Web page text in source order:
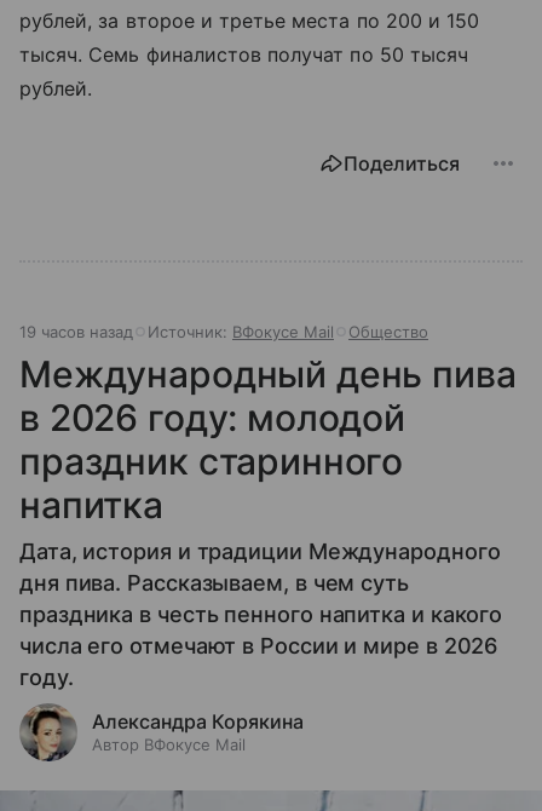
рублей, за второе и третье места по 200 и 150
тысяч. Семь финалистов получат по 50 тысяч
рублей.
Поделиться
19 часов назад Источник: ВФокусе Mail Общество
Международный день пива
в 2026 году: молодой
праздник старинного
напитка
Дата, история и традиции Международного
дня пива. Рассказываем, в чем суть
праздника в честь пенного напитка и какого
числа его отмечают в России и мире в 2026
году.
Александра Корякина
Автор ВФокусе Mail